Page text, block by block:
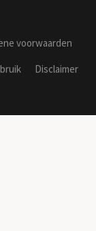
voorwaarden
Disclaimer